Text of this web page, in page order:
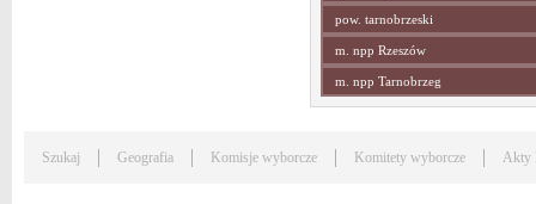
pow. tarnobrzeski
m. npp Rzeszów
m. npp Tarnobrzeg
Szukaj Geografia Komisje wyborcze Komitety wyborcze Akty